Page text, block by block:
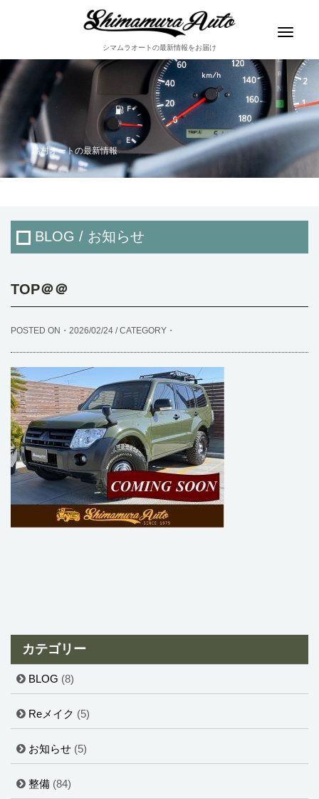
シマムラオートの最新情報をお届け
Toggle
島村オートの最新情報
BLOG / お知らせ
TOP＠＠
POSTED ON・2026/02/24 / CATEGORY・
カテゴリー
BLOG (8)
Reメイク (5)
お知らせ (5)
整備 (84)